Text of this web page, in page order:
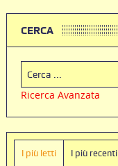
CERCA
Ricerca Avanzata
I più letti I più recenti